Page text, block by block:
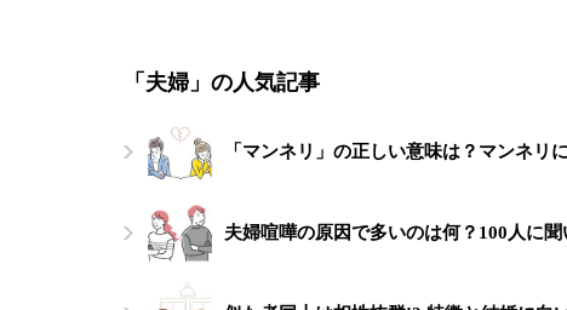
「夫婦」の人気記事
「マンネリ」の正しい意味は？マンネリ
夫婦喧嘩の原因で多いのは何？100人に